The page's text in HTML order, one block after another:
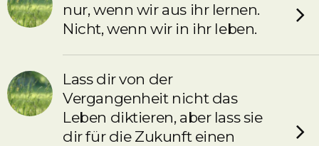
nur, wenn wir aus ihr lernen.
Nicht, wenn wir in ihr leben.
Lass dir von der
Vergangenheit nicht das
Leben diktieren, aber lass sie
dir für die Zukunft einen